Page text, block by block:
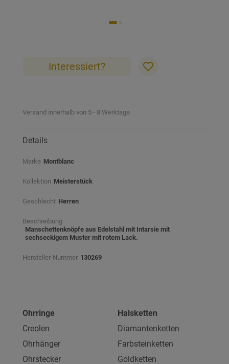
Interessiert?
Versand innerhalb von 5 - 8 Werktage
Details
Marke Montblanc
Kollektion Meisterstück
Geschlecht Herren
Beschreibung
Manschettenknöpfe aus Edelstahl mit Intarsie mit
sechseckigem Muster mit rotem Lack.
Hersteller-Nummer 130269
Ohrringe
Creolen
Ohrhänger
Ohrstecker
Halsketten
Diamantenketten
Farbsteinketten
Goldketten